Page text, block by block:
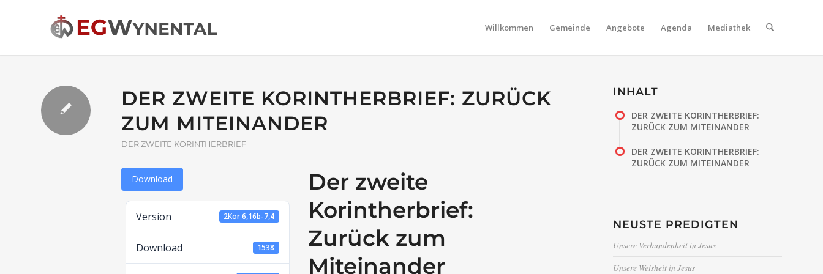
Willkommen Gemeinde Angebote Agenda Mediathek
DER ZWEITE KORINTHERBRIEF: ZURÜCK
ZUM MITEINANDER
DER ZWEITE KORINTHERBRIEF
Download
Version 2Kor 6,16b-7,4
Download 1538
Der zweite
Korintherbrief:
Zurück zum
Miteinander
INHALT
DER ZWEITE KORINTHERBRIEF:
ZURÜCK ZUM MITEINANDER
DER ZWEITE KORINTHERBRIEF:
ZURÜCK ZUM MITEINANDER
NEUSTE PREDIGTEN
Unsere Verbundenheit in Jesus
Unsere Weisheit in Jesus